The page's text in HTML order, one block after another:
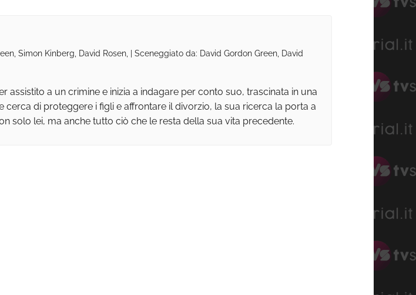
Simon Kinberg, David Rosen, | Sceneggiato da: David Gordon Green, David
a un crimine e inizia a indagare per conto suo, trascinata in una
di proteggere i figli e affrontare il divorzio, la sua ricerca la porta a
solo lei, ma anche tutto ciò che le resta della sua vita precedente.